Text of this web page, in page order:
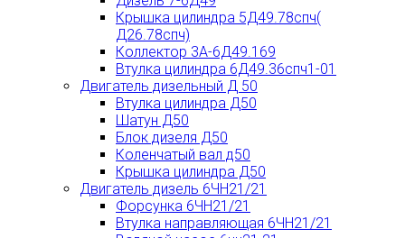
Крышка цилиндра 5Д49.78спч(
Д26.78спч)
Коллектор 3А-6Д49.169
Втулка цилиндра 6Д49.36спч1-01
Двигатель дизельный Д 50
Втулка цилиндра Д50
Шатун Д50
Блок дизеля Д50
Коленчатый вал д50
Крышка цилиндра Д50
Двигатель дизель 6ЧН21/21
Форсунка 6ЧН21/21
Втулка направляющая 6ЧН21/21